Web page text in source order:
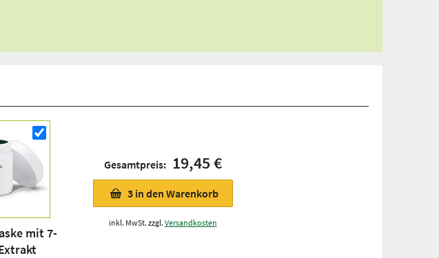
mit 7-
Gesamtpreis: 19,45 €
3 in den Warenkorb
inkl. MwSt. zzgl. Versandkosten